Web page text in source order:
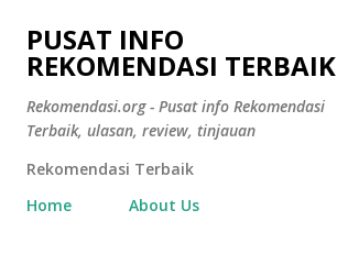
Langsung ke konten utama
PUSAT INFO
REKOMENDASI TERBAIK
Rekomendasi.org - Pusat info Rekomendasi
Terbaik, ulasan, review, tinjauan
Rekomendasi Terbaik
Home
About Us